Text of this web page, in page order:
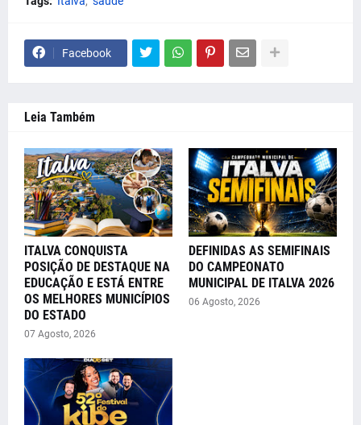
Facebook
Leia Também
ITALVA CONQUISTA
POSIÇÃO DE DESTAQUE NA
EDUCAÇÃO E ESTÁ ENTRE
OS MELHORES MUNICÍPIOS
DO ESTADO
07 Agosto, 2026
DEFINIDAS AS SEMIFINAIS
DO CAMPEONATO
MUNICIPAL DE ITALVA 2026
06 Agosto, 2026